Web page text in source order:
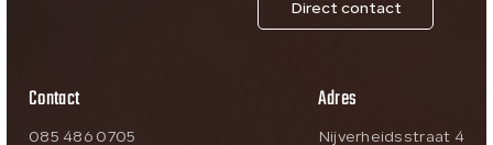
Direct contact
Contact
085 486 0705
Adres
Nijverheidsstraat 4